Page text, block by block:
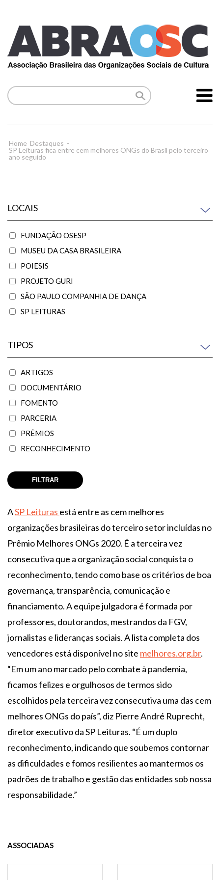
Home Destaques -
SP Leituras fica entre cem melhores ONGs do Brasil pelo terceiro
ano seguido
LOCAIS
FUNDAÇÃO OSESP
MUSEU DA CASA BRASILEIRA
POIESIS
PROJETO GURI
SÃO PAULO COMPANHIA DE DANÇA
SP LEITURAS
TIPOS
ARTIGOS
DOCUMENTÁRIO
FOMENTO
PARCERIA
PRÊMIOS
RECONHECIMENTO
ASP Leituras está entre as cem melhores
organizações brasileiras do terceiro setor incluídas no
Prêmio Melhores ONGs 2020. É a terceira vez
consecutiva que a organização social conquista o
reconhecimento, tendo como base os critérios de boa
governança, transparência, comunicação e
financiamento. A equipe julgadora é formada por
professores, doutorandos, mestrandos da FGV,
jornalistas e lideranças sociais. A lista completa dos
vencedores está disponível no site melhores.org.br.
“Em um ano marcado pelo combate à pandemia,
ficamos felizes e orgulhosos de termos sido
escolhidos pela terceira vez consecutiva uma das cem
melhores ONGs do país”, diz Pierre André Ruprecht,
diretor executivo da SP Leituras. “É um duplo
reconhecimento, indicando que soubemos contornar
as dificuldades e fomos resilientes ao mantermos os
padrões de trabalho e gestão das entidades sob nossa
responsabilidade.”
ASSOCIADAS